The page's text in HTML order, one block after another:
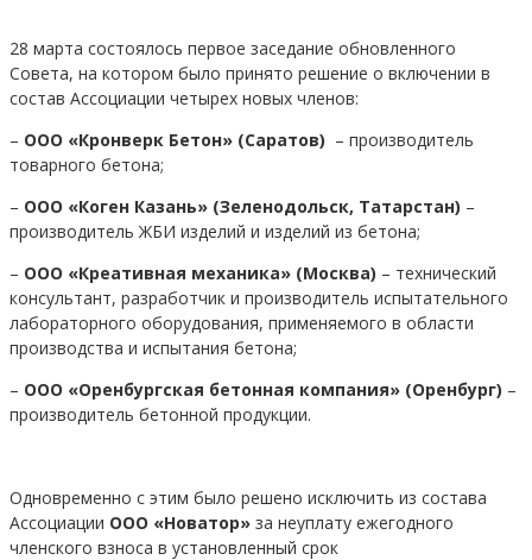
28 марта состоялось первое заседание обновленного
Совета, на котором было принято решение о включении в
состав Ассоциации четырех новых членов:
– ООО «Кронверк Бетон» (Саратов) – производитель
товарного бетона;
– ООО «Коген Казань» (Зеленодольск, Татарстан) –
производитель ЖБИ изделий и изделий из бетона;
– ООО «Креативная механика» (Москва) – технический
консультант, разработчик и производитель испытательного
лабораторного оборудования, применяемого в области
производства и испытания бетона;
– ООО «Оренбургская бетонная компания» (Оренбург) –
производитель бетонной продукции.
Одновременно с этим было решено исключить из состава
Ассоциации ООО «Новатор» за неуплату ежегодного
членского взноса в установленный срок